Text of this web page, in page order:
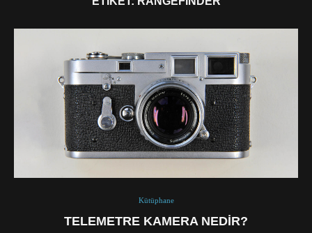
Kütüphane
TELEMETRE KAMERA NEDIR?